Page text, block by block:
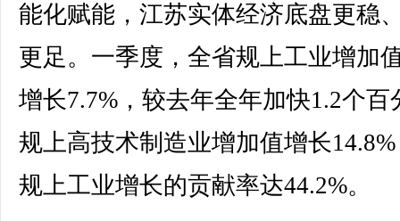
能化赋能，江苏实体经济底盘更稳
更足。一季度，全省规上工业增加
增长7.7%，较去年全年加快1.2个百
规上高技术制造业增加值增长
规上工业增长的贡献率达44.2%。